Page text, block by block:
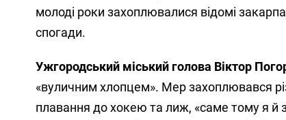
молоді роки захоплювалися відомі
спогади.
Ужгородський міський голова Віктор
«вуличним хлопцем». Мер захоплювався
плавання до хокею та лиж, «саме тому я й